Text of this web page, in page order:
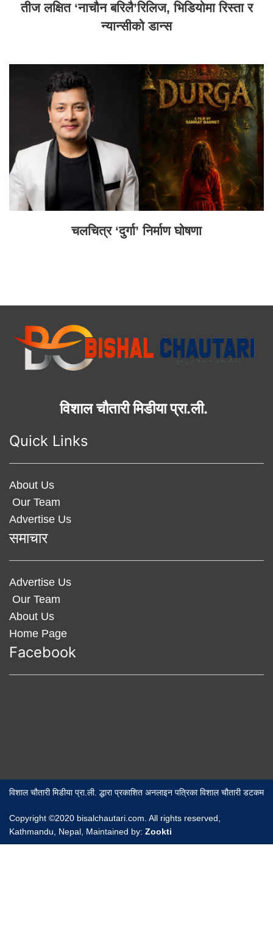
तीज लक्षित ‘नाचौन बरिलै’रिलिज, भिडियोमा रिस्ता र
न्यान्सीको डान्स
चलचित्र ‘दुर्गा’ निर्माण घोषणा
विशाल चौतारी मिडीया प्रा.ली.
Quick Links
About Us
Our Team
Advertise Us
समाचार
Advertise Us
Our Team
About Us
Home Page
Facebook
विशाल चौतारी मिडीया प्रा.ली. द्धारा प्रकाशित अनलाइन पत्रिका विशाल चौतारी डटकम
Copyright ©2020 bisalchautari.com. All rights reserved,
Kathmandu, Nepal, Maintained by: Zookti